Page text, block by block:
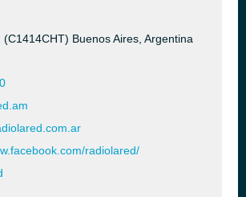
(C1414CHT) Buenos Aires, Argentina
radiolared/